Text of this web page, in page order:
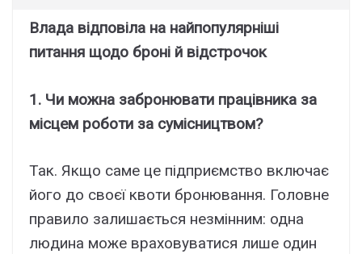
Влада відповіла на найпопулярніші
питання щодо броні й відстрочок
1. Чи можна забронювати працівника за
місцем роботи за сумісництвом?
Так. Якщо саме це підприємство включає
його до своєї квоти бронювання. Головне
правило залишається незмінним: одна
людина може враховуватися лише один